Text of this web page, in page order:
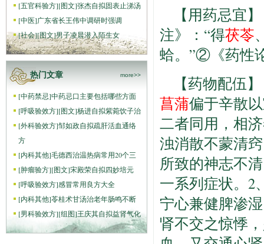
[五官科验方][图文]张杰自拟固表止涕汤
[中医]广东省长王伟中调研时强调
[社会][图文]男子凌晨潜入陌生女
热门文章 more>>
[中药禁忌]中药忌口主要包括哪些方面
[呼吸验效方][图文]杨进自拟紫菀饮子治
[外科验效方]邹如政自拟疏肝活血通络
方
[内科其他]毛德西治温热病常用20个三
[肿瘤验方][图文]宋殿荣自拟四妙培元
[呼吸验效方]感冒常用良方大全
[内科其他]苓桂术甘汤治老年肠鸣不断
[男科验效方][组图]王庆其自拟益肾气化
【用药忌宜
注》：“得茯苓
蛤。”②《药性
【药物配伍
菖蒲偏于辛散
二者同用，相
浊消散不蒙清
所致的神志不
一系列症状。2
宁心兼健脾渗
肾不交之惊悸